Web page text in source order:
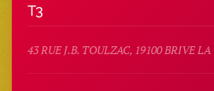
T3
43 RUE J.B. TOULZAC, 19100 BRIVE